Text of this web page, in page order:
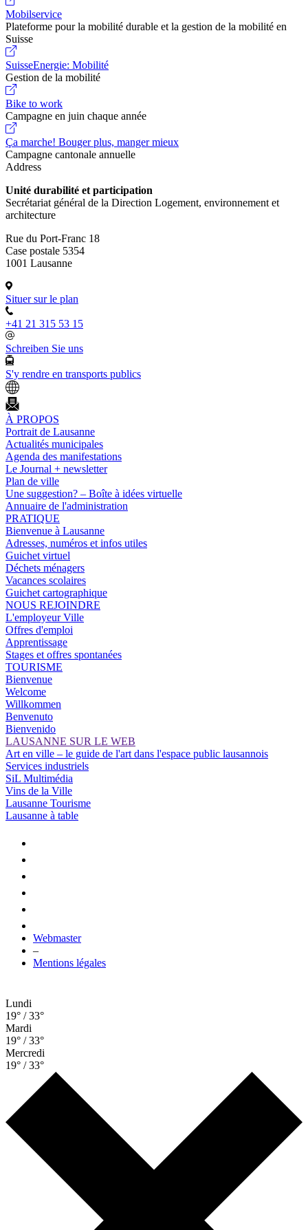
Mobilservice
Plateforme pour la mobilité durable et la gestion de la mobilité en
Suisse
SuisseEnergie: Mobilité
Gestion de la mobilité
Bike to work
Campagne en juin chaque année
Ça marche! Bouger plus, manger mieux
Campagne cantonale annuelle
Address
Unité durabilité et participation
Secrétariat général de la Direction Logement, environnement et
architecture
Rue du Port-Franc 18
Case postale 5354
1001 Lausanne
Situer sur le plan
+41 21 315 53 15
Schreiben Sie uns
S'y rendre en transports publics
À PROPOS
Portrait de Lausanne
Actualités municipales
Agenda des manifestations
Le Journal + newsletter
Plan de ville
Une suggestion? – Boîte à idées virtuelle
Annuaire de l'administration
PRATIQUE
Bienvenue à Lausanne
Adresses, numéros et infos utiles
Guichet virtuel
Déchets ménagers
Vacances scolaires
Guichet cartographique
NOUS REJOINDRE
L'employeur Ville
Offres d'emploi
Apprentissage
Stages et offres spontanées
TOURISME
Bienvenue
Welcome
Willkommen
Benvenuto
Bienvenido
LAUSANNE SUR LE WEB
Art en ville – le guide de l'art dans l'espace public lausannois
Services industriels
SiL Multimédia
Vins de la Ville
Lausanne Tourisme
Lausanne à table
Webmaster
–
Mentions légales
Lundi
19° / 33°
Mardi
19° / 33°
Mercredi
19° / 33°